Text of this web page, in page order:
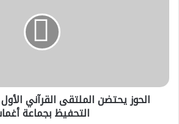
بجماعة
الحوز يحتضن الملتقى القرآني
التحفيظ بجماعة